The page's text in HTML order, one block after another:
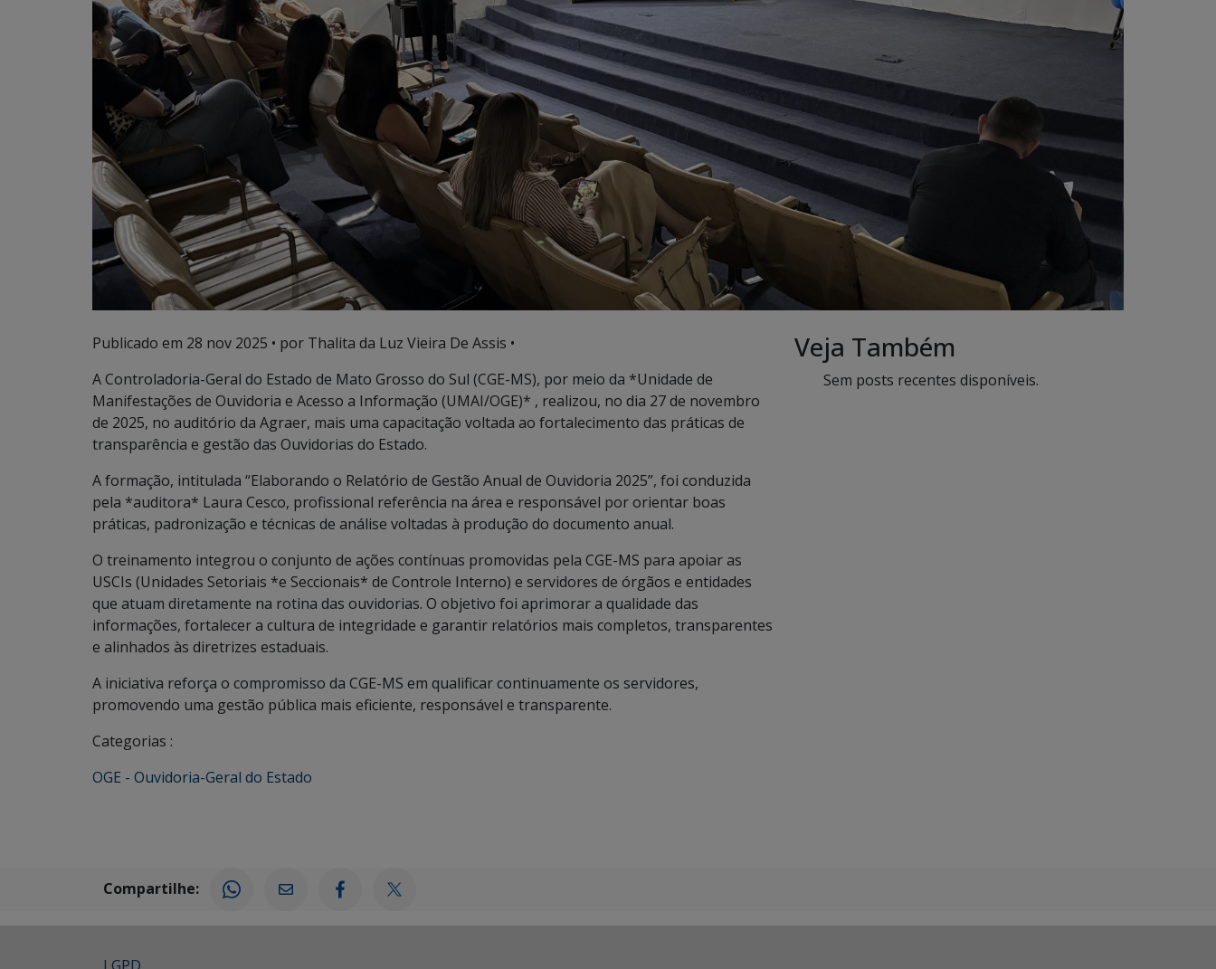
Publicado em 28 nov 2025 • por Thalita da Luz Vieira De Assis •
A Controladoria-Geral do Estado de Mato Grosso do Sul (CGE-MS), por meio da *Unidade de
Manifestações de Ouvidoria e Acesso a Informação (UMAI/OGE)* , realizou, no dia 27 de novembro
de 2025, no auditório da Agraer, mais uma capacitação voltada ao fortalecimento das práticas de
transparência e gestão das Ouvidorias do Estado.
A formação, intitulada “Elaborando o Relatório de Gestão Anual de Ouvidoria 2025”, foi conduzida
pela *auditora* Laura Cesco, profissional referência na área e responsável por orientar boas
práticas, padronização e técnicas de análise voltadas à produção do documento anual.
O treinamento integrou o conjunto de ações contínuas promovidas pela CGE-MS para apoiar as
USCIs (Unidades Setoriais *e Seccionais* de Controle Interno) e servidores de órgãos e entidades
que atuam diretamente na rotina das ouvidorias. O objetivo foi aprimorar a qualidade das
informações, fortalecer a cultura de integridade e garantir relatórios mais completos, transparentes
e alinhados às diretrizes estaduais.
A iniciativa reforça o compromisso da CGE-MS em qualificar continuamente os servidores,
promovendo uma gestão pública mais eficiente, responsável e transparente.
Categorias :
OGE - Ouvidoria-Geral do Estado
Veja Também
Sem posts recentes disponíveis.
Compartilhe: